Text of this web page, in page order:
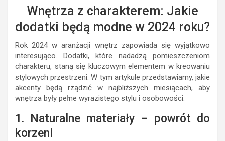
Wnętrza z charakterem: Jakie
dodatki będą modne w 2024 roku?
Rok 2024 w aranżacji wnętrz zapowiada się wyjątkowo
interesująco. Dodatki, które nadadzą pomieszczeniom
charakteru, staną się kluczowym elementem w kreowaniu
stylowych przestrzeni. W tym artykule przedstawiamy, jakie
akcenty będą rządzić w najbliższych miesiącach, aby
wnętrza były pełne wyrazistego stylu i osobowości.
1. Naturalne materiały – powrót do
korzeni